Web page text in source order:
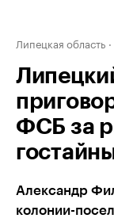
Липецкая область
ФСБ за
Александр
колонии-